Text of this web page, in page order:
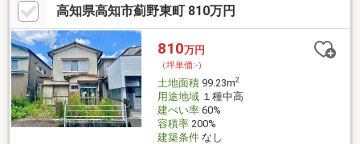
高知県高知市薊野東町 810万円
810万円
（坪単価:-）
土地面積99.23m2
用途地域１種中高
建ぺい率60%
容積率200%
建築条件なし